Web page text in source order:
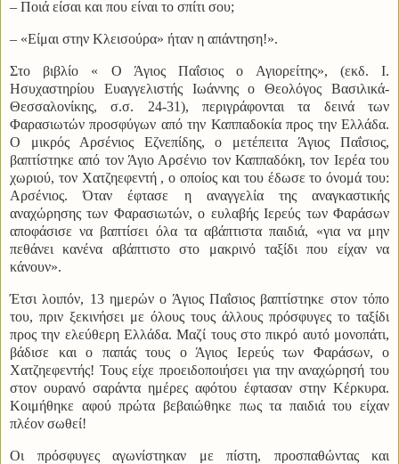
– Ποιά είσαι και που είναι το σπίτι σου;
– «Είμαι στην Κλεισούρα» ήταν η απάντηση!».
Στο βιβλίο « Ο Άγιος Παΐσιος ο Αγιορείτης», (εκδ. Ι.
Ησυχαστηρίου Ευαγγελιστής Ιωάννης ο Θεολόγος Βασιλικά-
Θεσσαλονίκης, σ.σ. 24-31), περιγράφονται τα δεινά των
Φαρασιωτών προσφύγων από την Καππαδοκία προς την Ελλάδα.
Ο μικρός Αρσένιος Εζνεπίδης, ο μετέπειτα Άγιος Παΐσιος,
βαπτίστηκε από τον Άγιο Αρσένιο τον Καππαδόκη, τον Ιερέα του
χωριού, τον Χατζηεφεντή , ο οποίος και του έδωσε το όνομά του:
Αρσένιος. Όταν έφτασε η αναγγελία της αναγκαστικής
αναχώρησης των Φαρασιωτών, ο ευλαβής Ιερεύς των Φαράσων
αποφάσισε να βαπτίσει όλα τα αβάπτιστα παιδιά, «για να μην
πεθάνει κανένα αβάπτιστο στο μακρινό ταξίδι που είχαν να
κάνουν».
Έτσι λοιπόν, 13 ημερών ο Άγιος Παΐσιος βαπτίστηκε στον τόπο
του, πριν ξεκινήσει με όλους τους άλλους πρόσφυγες το ταξίδι
προς την ελεύθερη Ελλάδα. Μαζί τους στο πικρό αυτό μονοπάτι,
βάδισε και ο παπάς τους ο Άγιος Ιερεύς των Φαράσων, ο
Χατζηεφεντής! Τους είχε προειδοποιήσει για την αναχώρησή του
στον ουρανό σαράντα ημέρες αφότου έφτασαν στην Κέρκυρα.
Κοιμήθηκε αφού πρώτα βεβαιώθηκε πως τα παιδιά του είχαν
πλέον σωθεί!
Οι πρόσφυγες αγωνίστηκαν με πίστη, προσπαθώντας και